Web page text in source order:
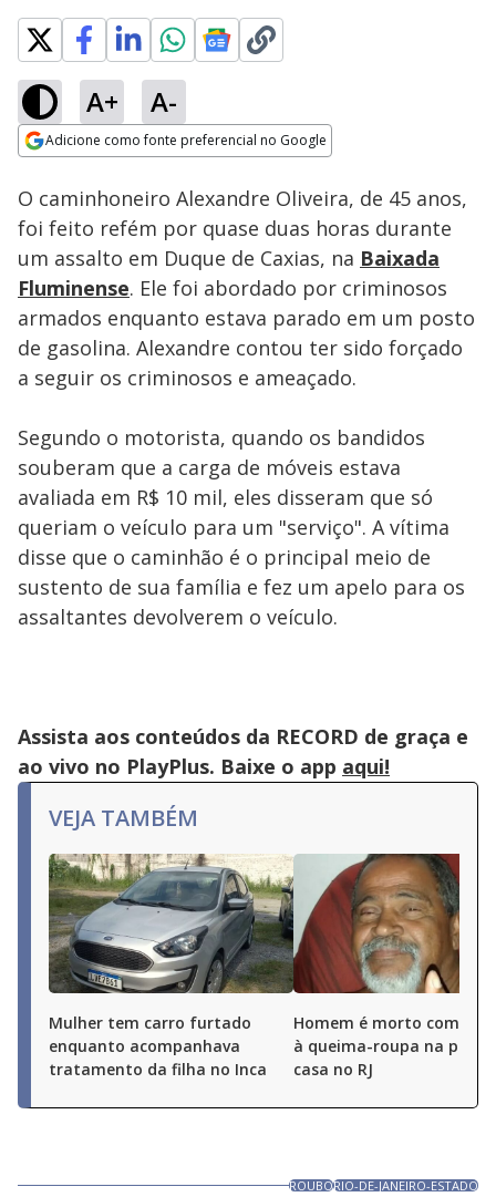
A+ A-
Adicione como fonte preferencial no Google
Ativar
Loaded
63.52%
O caminhoneiro Alexandre Oliveira, de 45 anos,
foi feito refém por quase duas horas durante
um assalto em Duque de Caxias, na Baixada
Fluminense. Ele foi abordado por criminosos
armados enquanto estava parado em um posto
de gasolina. Alexandre contou ter sido forçado
a seguir os criminosos e ameaçado.
Segundo o motorista, quando os bandidos
souberam que a carga de móveis estava
avaliada em R$ 10 mil, eles disseram que só
queriam o veículo para um "serviço". A vítima
disse que o caminhão é o principal meio de
sustento de sua família e fez um apelo para os
assaltantes devolverem o veículo.
Assista aos conteúdos da RECORD de graça e
ao vivo no PlayPlus. Baixe o app aqui!
VEJA TAMBÉM
Mulher tem carro furtado
enquanto acompanhava
tratamento da filha no Inca
Homem é morto com
à queima-roupa na porta
casa no RJ
ROUBORIO-DE-JANEIRO-ESTADO